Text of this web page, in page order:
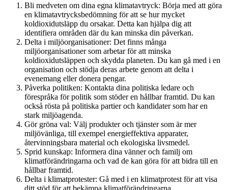
Bli medveten om dina egna klimatavtryck: Börja med att göra
en klimatavtrycksbedömning för att se hur mycket
koldioxidutsläpp du orsakar. Detta kan hjälpa dig att
identifiera områden där du kan minska din påverkan.
Delta i miljöorganisationer: Det finns många
miljöorganisationer som arbetar för att minska
koldioxidutsläppen och skydda planeten. Du kan gå med i en
organisation och stödja deras arbete genom att delta i
evenemang eller donera pengar.
Påverka politiken: Kontakta dina politiska ledare och
förespråka för politik som stöder en hållbar framtid. Du kan
också rösta på politiska partier och kandidater som har en
stark miljöagenda.
Gör gröna val: Välj produkter och tjänster som är mer
miljövänliga, till exempel energieffektiva apparater,
återvinningsbara material och ekologiska livsmedel.
Sprid kunskap: Informera dina vänner och familj om
klimatförändringarna och vad de kan göra för att bidra till en
hållbar framtid.
Delta i klimatprotester: Gå med i en klimatprotest för att visa
ditt stöd för att bekämpa klimatförändringarna.